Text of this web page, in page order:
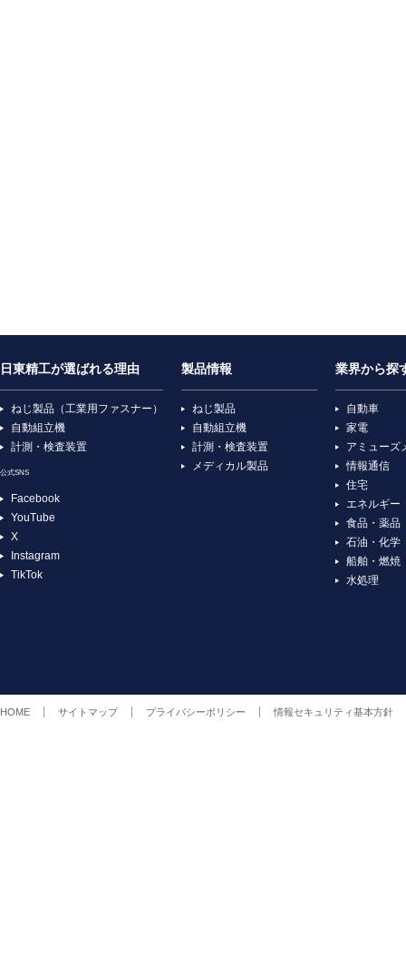
日東精工が選ばれる理由
ねじ製品（工業用ファスナー）
自動組立機
計測・検査装置
公式SNS
Facebook
YouTube
X
Instagram
TikTok
製品情報
ねじ製品
自動組立機
計測・検査装置
メディカル製品
業界から探
自動車
家電
アミューズ
情報通信
住宅
エネルギー
食品・薬品
石油・化学
船舶・燃焼
水処理
HOME サイトマップ プライバシーポリシー 情報セキュリティ基本方針